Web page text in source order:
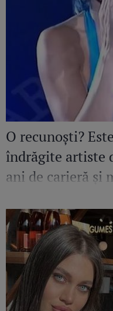
O recunoști?
îndrăgite artiste
ani de carieră și